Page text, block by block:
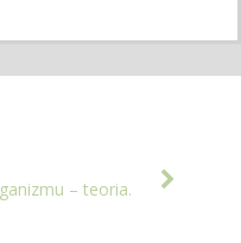
– teoria.